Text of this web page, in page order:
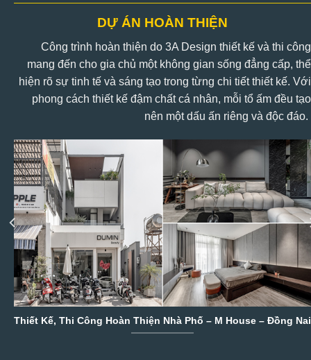
DỰ ÁN HOÀN THIỆN
Công trình hoàn thiện do 3A Design thiết kế và thi công
mang đến cho gia chủ một không gian sống đẳng cấp, thể
hiện rõ sự tinh tế và sáng tạo trong từng chi tiết thiết kế. Với
phong cách thiết kế đậm chất cá nhân, mỗi tổ ấm đều tạo
nên một dấu ấn riêng và độc đáo.
Thiết Kế, Thi Công Hoàn Thiện Nhà Phố – M House – Đồng Nai